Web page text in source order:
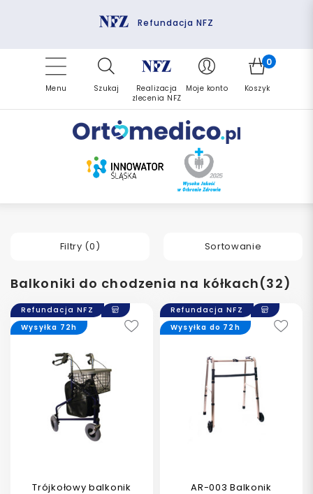
Darmowa dostawa
Pomoc fizjoterapeuty
Finansowanie PFRON
Refundacja NFZ
Zrealizuj zlecenie ponownie
Menu Szukaj
Realizacja
zlecenia NFZ
Moje konto
0
Koszyk
Filtry (0) Sortowanie
Balkoniki do chodzenia na kółkach(32)
Refundacja NFZ
Trójkołowy balkonik
Wysyłka 72h
Refundacja NFZ
AR-003 Balkonik
Wysyłka do 72h